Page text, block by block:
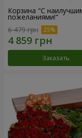
Корзина "С
пожеланиями!"
6 479 грн
Заказать